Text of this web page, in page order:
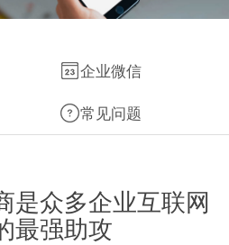
企业微信
常见问题
是众多企业互联网
最强助攻